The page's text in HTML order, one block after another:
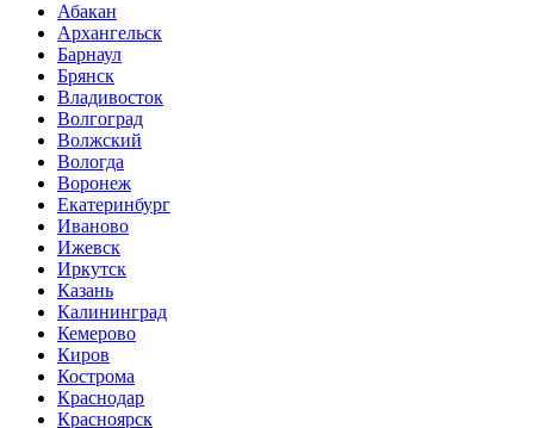
Абакан
Архангельск
Барнаул
Брянск
Владивосток
Волгоград
Волжский
Вологда
Воронеж
Екатеринбург
Иваново
Ижевск
Иркутск
Казань
Калининград
Кемерово
Киров
Кострома
Краснодар
Красноярск